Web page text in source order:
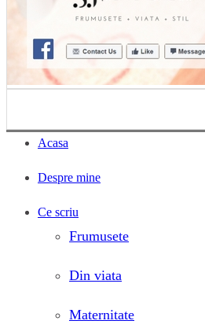
Acasa
Despre mine
Ce scriu
Frumusete
Din viata
Maternitate